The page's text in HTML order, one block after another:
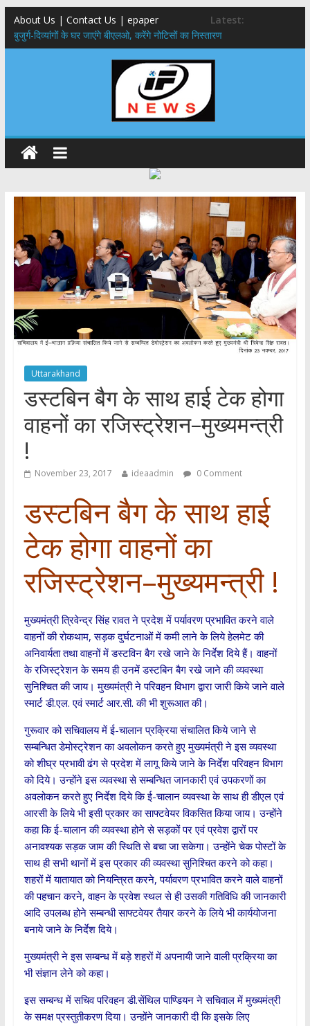
About Us | Contact Us | epaper
Latest:
बुजुर्ग-दिव्यांगों के घर जाएंगे बीएलओ, करेंगे नोटिसों का निस्तारण
24×7 अलर्ट मोड में रहें अधिकारी-मुख्य सचिव मानसून-एसईओसी से मुख्य सचिव ने
की विस्तृत समीक्षा कहा-बंद सड़कों को शीघ्र खोला जाए, लोगों को न हो दिक्कत
459 करोड़ से एचएनबी गढ़वाल विश्वविद्यालय में अनुसंधान संरचना होगी सुदृढ,उच्च
शिक्षा मंत्री धन सिंह रावत ने नवनियुक्त केन्द्रीय शिक्षा मंत्री से की मुलाकात
मुख्यमंत्री से महानिदेशक एनसीसी ने की शिष्टाचार भेंट,उत्तराखण्ड में एनसीसी के
विस्तार एवं आधुनिक आधारभूत संरचना के विकास पर हुई महत्वपूर्ण चर्चा
एमडीडीए बोर्ड बैठक, देहरादून और मसूरी के विकास के लिए 25 बड़े प्रस्तावों को मिली
हरी झंडी
Uttarakhand
डस्टबिन बैग के साथ हाई टेक होगा
वाहनों का रजिस्ट्रेशन–मुख्यमन्त्री
!
November 23, 2017 ideaadmin 0 Comment
डस्टबिन बैग के साथ हाई
टेक होगा वाहनों का
रजिस्ट्रेशन–मुख्यमन्त्री !
मुख्यमंत्री त्रिवेन्द्र सिंह रावत ने प्रदेश में पर्यावरण प्रभावित करने वाले
वाहनों की रोकथाम, सड़क दुर्घटनाओं में कमी लाने के लिये हेलमेट की
अनिवार्यता तथा वाहनों में डस्टविन बैग रखे जाने के निर्देश दिये हैं। वाहनों
के रजिस्ट्रेशन के समय ही उनमें डस्टबिन बैग रखे जाने की व्यवस्था
सुनिश्चित की जाय। मुख्यमंत्री ने परिवहन विभाग द्वारा जारी किये जाने वाले
स्मार्ट डी.एल. एवं स्मार्ट आर.सी. की भी शुरूआत की।
गुरूवार को सचिवालय में ई-चालान प्रक्रिया संचालित किये जाने से
सम्बन्धित डेमोस्ट्रेशन का अवलोकन करते हुए मुख्यमंत्री ने इस व्यवस्था
को शीघ्र प्रभावी ढंग से प्रदेश में लागू किये जाने के निर्देश परिवहन विभाग
को दिये। उन्होंने इस व्यवस्था से सम्बन्धित जानकारी एवं उपकरणों का
अवलोकन करते हुए निर्देश दिये कि ई-चालान व्यवस्था के साथ ही डीएल एवं
आरसी के लिये भी इसी प्रकार का साफ्टवेयर विकसित किया जाय। उन्होंने
कहा कि ई-चालान की व्यवस्था होने से सड़कों पर एवं प्रवेश द्वारों पर
अनावश्यक सड़क जाम की स्थिति से बचा जा सकेगा। उन्होंने चेक पोस्टों के
साथ ही सभी थानों में इस प्रकार की व्यवस्था सुनिश्चित करने को कहा।
शहरों में यातायात को नियन्त्रित करने, पर्यावरण प्रभावित करने वाले वाहनों
की पहचान करने, वाहन के प्रवेश स्थल से ही उसकी गतिविधि की जानकारी
आदि उपलब्ध होने सम्बन्धी साफ्टवेयर तैयार करने के लिये भी कार्ययोजना
बनाये जाने के निर्देश दिये।
मुख्यमंत्री ने इस सम्बन्ध में बड़े शहरों में अपनायी जाने वाली प्रक्रिया का
भी संज्ञान लेने को कहा।
इस सम्बन्ध में सचिव परिवहन डी.सेंथिल पाण्डियन ने सचिवाल में मुख्यमंत्री
के समक्ष प्रस्तुतीकरण दिया। उन्होंने जानकारी दी कि इसके लिए